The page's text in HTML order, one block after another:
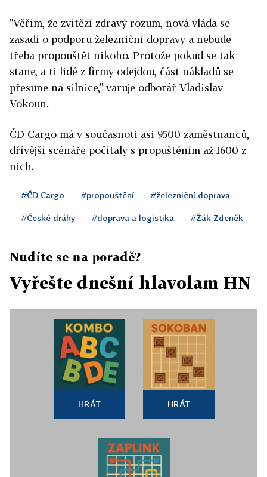
"Věřím, že zvítězí zdravý rozum, nová vláda se
zasadí o podporu železniční dopravy a nebude
třeba propouštět nikoho. Protože pokud se tak
stane, a ti lidé z firmy odejdou, část nákladů se
přesune na silnice," varuje odborář Vladislav
Vokoun.
ČD Cargo má v současnoti asi 9500 zaměstnanců,
dřívější scénáře počítaly s propuštěním až 1600 z
nich.
#ČD Cargo #propouštění #železniční doprava
#České dráhy #doprava a logistika #Žák Zdeněk
Nudíte se na poradě?
Vyřešte dnešní hlavolam HN
HRÁT HRÁT